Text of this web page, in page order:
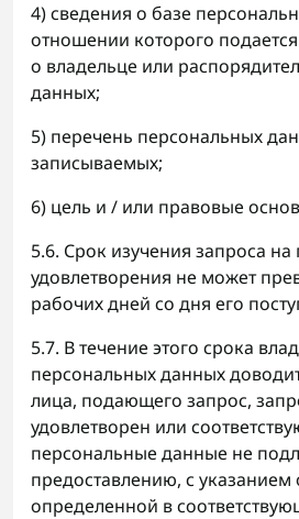
4) сведения о базе
отношении которого
о владельце или
данных;
5) перечень персональных
записываемых;
6) цель и / или правовые
5.6. Срок изучения запроса на
удовлетворения не может
рабочих дней со дня его
5.7. В течение этого срока
персональных данных
лица, подающего запрос,
удовлетворен или
персональные данные не
предоставлению, с указанием
определенной в